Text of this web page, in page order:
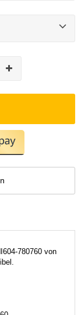
780760 von